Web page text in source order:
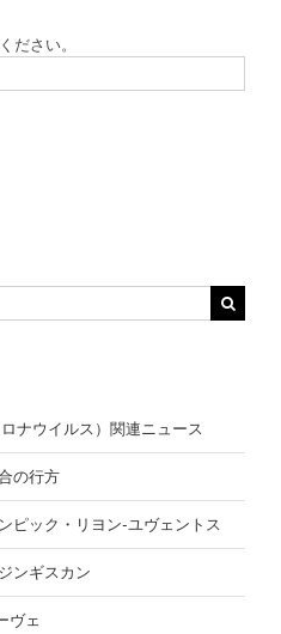
ださい。
ナウイルス）関連ニュース
の行方
ピック・リヨン-ユヴェントス
ンギスカン
ヴェ